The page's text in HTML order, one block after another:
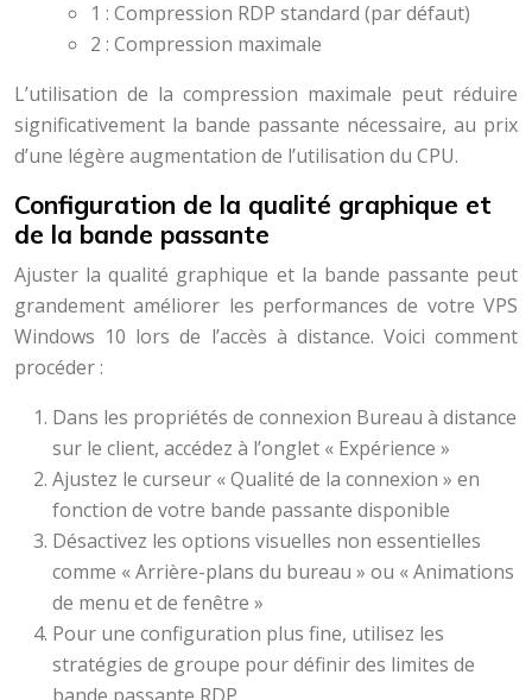
1 : Compression RDP standard (par défaut)
2 : Compression maximale
L’utilisation de la compression maximale peut réduire
significativement la bande passante nécessaire, au prix
d’une légère augmentation de l’utilisation du CPU.
Configuration de la qualité graphique et
de la bande passante
Ajuster la qualité graphique et la bande passante peut
grandement améliorer les performances de votre VPS
Windows 10 lors de l’accès à distance. Voici comment
procéder :
Dans les propriétés de connexion Bureau à distance
sur le client, accédez à l’onglet « Expérience »
Ajustez le curseur « Qualité de la connexion » en
fonction de votre bande passante disponible
Désactivez les options visuelles non essentielles
comme « Arrière-plans du bureau » ou « Animations
de menu et de fenêtre »
Pour une configuration plus fine, utilisez les
stratégies de groupe pour définir des limites de